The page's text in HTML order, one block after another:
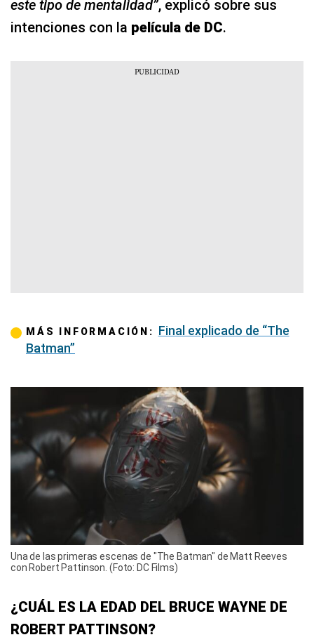
este tipo de mentalidad”, explicó sobre sus
intenciones con la película de DC.
MÁS INFORMACIÓN: Final explicado de “The
Batman”
Una de las primeras escenas de "The Batman" de Matt Reeves
con Robert Pattinson. (Foto: DC Films)
¿CUÁL ES LA EDAD DEL BRUCE WAYNE DE
ROBERT PATTINSON?